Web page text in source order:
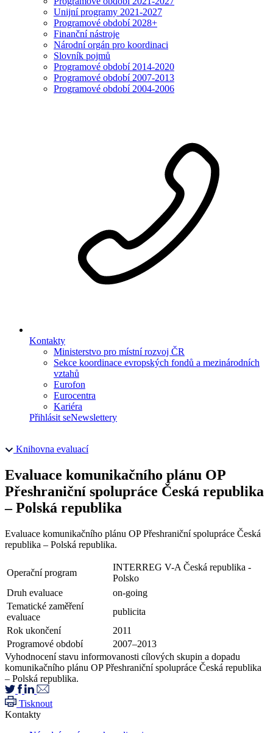
Unijní programy 2021-2027
Programové období 2028+
Finanční nástroje
Národní orgán pro koordinaci
Slovník pojmů
Programové období 2014-2020
Programové období 2007-2013
Programové období 2004-2006
Kontakty
Ministerstvo pro místní rozvoj ČR
Sekce koordinace evropských fondů a mezinárodních
vztahů
Eurofon
Eurocentra
Kariéra
Přihlásit seNewslettery
Knihovna evaluací
Evaluace komunikačního plánu OP
Přeshraniční spolupráce Česká republika
– Polská republika
Evaluace komunikačního plánu OP Přeshraniční spolupráce Česká
republika – Polská republika.
Operační program
INTERREG V-A Česká republika -
Polsko
Druh evaluace
on-going
Tematické zaměření
evaluace
publicita
Rok ukončení
2011
Programové období
2007–2013
Vyhodnocení stavu informovanosti cílových skupin a dopadu
komunikačního plánu OP Přeshraniční spolupráce Česká republika
– Polská republika.
Tisknout
Kontakty